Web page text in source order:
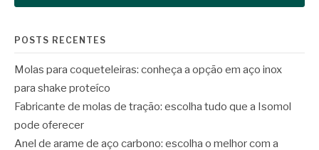
POSTS RECENTES
Molas para coqueteleiras: conheça a opção em aço inox
para shake proteíco
Fabricante de molas de tração: escolha tudo que a Isomol
pode oferecer
Anel de arame de aço carbono: escolha o melhor com a